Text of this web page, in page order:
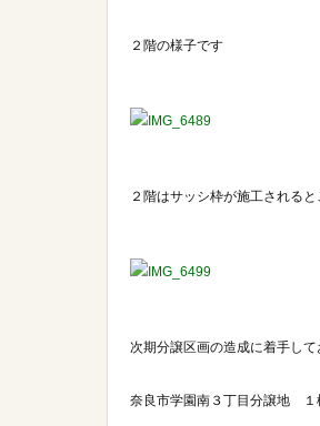
２階の様子です
２階はサッシ枠が施工される
次期分譲区画の造成に着手し
奈良市学園南３丁目分譲地 １